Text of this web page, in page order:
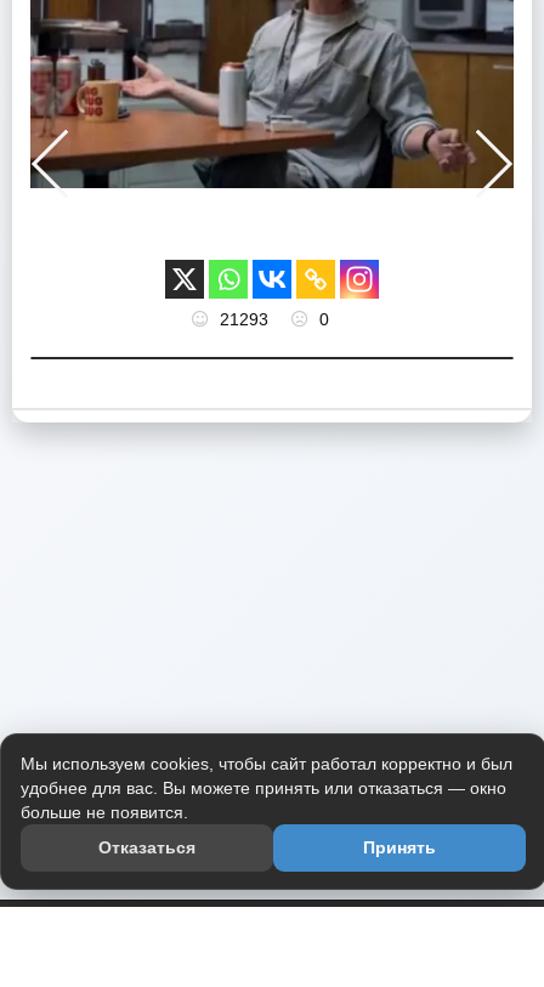
21293 0
Мы используем cookies, чтобы сайт работал корректно и был
удобнее для вас. Вы можете принять или отказаться — окно
больше не появится.
Отказаться
Принять